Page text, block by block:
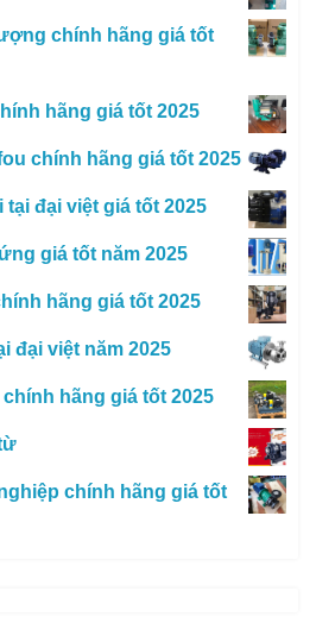
chính hãng giá tốt
hãng giá tốt 2025
chính hãng giá tốt 2025
đại việt giá tốt 2025
giá tốt năm 2025
hãng giá tốt 2025
đại việt năm 2025
hãng giá tốt 2025
chính hãng giá tốt